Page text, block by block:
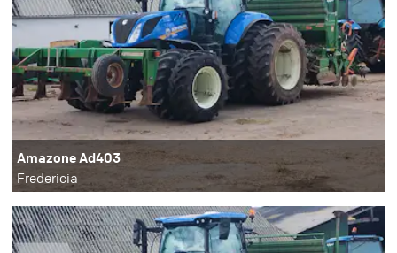
Amazone Ad403
Fredericia